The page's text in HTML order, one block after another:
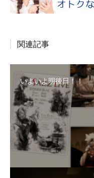
関連記事
いよいよ明後日！！